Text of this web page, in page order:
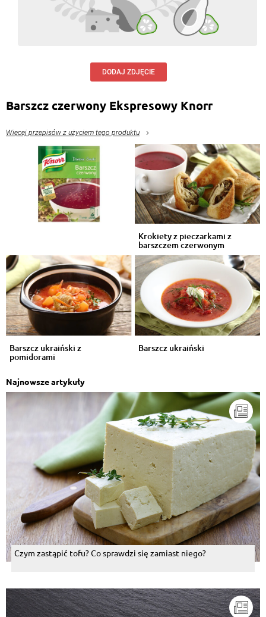
DODAJ ZDJĘCIE
Barszcz czerwony Ekspresowy Knorr
Więcej przepisów z użyciem tego produktu
Krokiety z pieczarkami z
barszczem czerwonym
Barszcz ukraiński z
pomidorami
Barszcz ukraiński
Najnowsze artykuły
Czym zastąpić tofu? Co sprawdzi się zamiast niego?